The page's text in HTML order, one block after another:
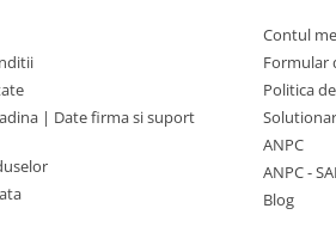
| Date firma si suport
Contul
Formular
Politica
ANPC
ANPC -
Blog